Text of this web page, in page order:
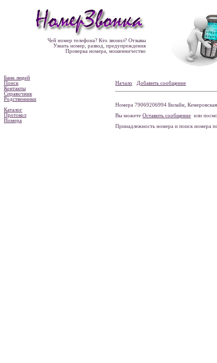
Чей номер телефона? Кто звонил? Отзывы
Узнать номер, развод, предупреждения
Проверка номера, мошенничество
Банк людей
Поиск
Контакты
Справочник
Родственники
Каталог
Протокол
Номера
Начало Добавить сообщение
Номера 79069206994 Билайн, Кемеровская
Вы можете Оставить сообщение или
Принадлежность номера и поиск номера